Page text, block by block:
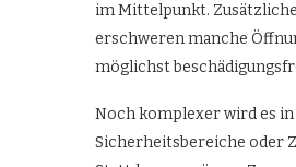
im Mittelpunkt.
erschweren manche
möglichst
Noch komplexer wird es in
Sicherheitsbereiche oder